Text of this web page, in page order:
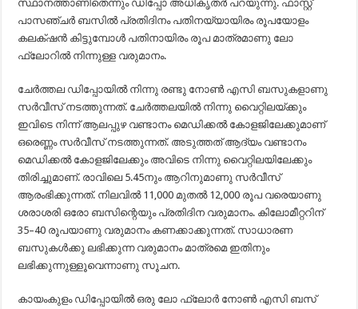
സ്ഥാനത്താണിതെന്നും ഡിപ്പോ അധികൃതർ പറയുന്നു. ഫാസ്റ്റ്
പാസഞ്ചർ ബസിൽ പ്രതിദിനം പതിനയ്യായിരം രൂപയോളം
കലക്‌ഷൻ കിട്ടുമ്പോൾ പതിനായിരം രൂപ മാത്രമാണു ലോ
ഫ്ലോറിൽ നിന്നുള്ള വരുമാനം.
ചേർത്തല ഡിപ്പോയിൽ നിന്നു രണ്ടു നോൺ എസി ബസുകളാണു
സർവീസ് നടത്തുന്നത്. ചേർത്തലയിൽ നിന്നു വൈറ്റിലയ്ക്കും
ഇവിടെ നിന്ന് ആലപ്പുഴ വണ്ടാനം മെഡിക്കൽ കോളജിലേക്കുമാണ്
ഒരെണ്ണം സർവീസ് നടത്തുന്നത്. അടുത്തത് ആദ്യം വണ്ടാനം
മെഡിക്കൽ കോളജിലേക്കും അവിടെ നിന്നു വൈറ്റിലയിലേക്കും
തിരിച്ചുമാണ്. രാവിലെ 5.45നും ആറിനുമാണു സർവീസ്
ആരംഭിക്കുന്നത്. നിലവിൽ 11,000 മുതൽ 12,000 രൂപ വരെയാണു
ശരാശരി ഒരോ ബസിന്റെയും പ്രതിദിന വരുമാനം. കിലോമീറ്ററിന്
35–40 രൂപയാണു വരുമാനം കണക്കാക്കുന്നത്. സാധാരണ
ബസുകൾക്കു ലഭിക്കുന്ന വരുമാനം മാത്രമെ ഇതിനും
ലഭിക്കുന്നുള്ളൂവെന്നാണു സൂചന.
കായംകുളം ഡിപ്പോയിൽ ഒരു ലോ ഫ്ലോർ നോൺ എസി ബസ്